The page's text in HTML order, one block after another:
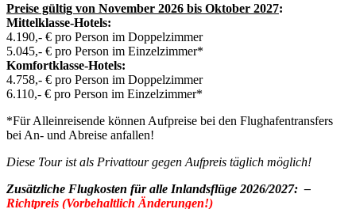
Preise gültig von November 2026 bis Oktober 2027:
Mittelklasse-Hotels:
4.190,- € pro Person im Doppelzimmer
5.045,- € pro Person im Einzelzimmer*
Komfortklasse-Hotels:
4.758,- € pro Person im Doppelzimmer
6.110,- € pro Person im Einzelzimmer*
*Für Alleinreisende können Aufpreise bei den Flughafentransfers
bei An- und Abreise anfallen!
Diese Tour ist als Privattour gegen Aufpreis täglich möglich!
Zusätzliche Flugkosten für alle Inlandsflüge 2026/2027: –
Richtpreis (Vorbehaltlich Änderungen!)